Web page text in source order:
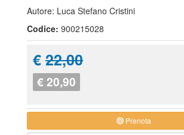
Autore: Luca Stefano Cristini
Codice: 900215028
€22,00
€ 20,90
Prenota